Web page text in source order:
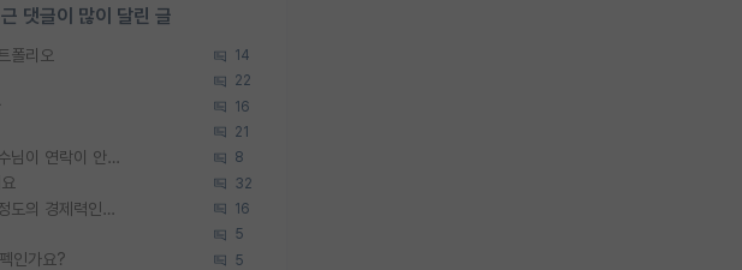
댓글이 많이 달린 글
폴리오 14
22
16
21
석박사 과정 합격하고, 컨택했던교수님이 연락이 안됩니다... 8
32
박사진학하기에 2억은 괜찮은 (?) 정도의 경제력인가요 16
5
인가요? 5